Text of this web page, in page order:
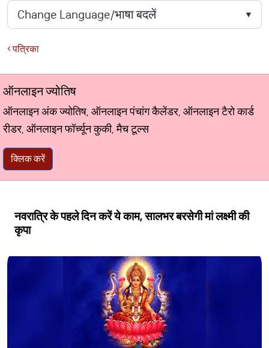
पत्रिका
ऑनलाइन ज्योतिष
ऑनलाइन अंक ज्योतिष, ऑनलाइन पंचांग कैलेंडर, ऑनलाइन टैरो कार्ड
रीडर, ऑनलाइन फॉर्च्यून कुकी, मैच टूल्स
क्लिक करें
नवरात्रि के पहले दिन करें ये काम, सालभर बरसेगी मां लक्ष्मी की
कृपा